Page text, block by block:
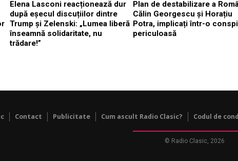
Elena Lasconi reacționează dur
după eșecul discuțiilor dintre
Trump și Zelenski: „Lumea liberă
înseamnă solidaritate, nu
trădare!”
Plan de destabilizare a
Călin Georgescu și Horațiu
Potra, implicați într-o
periculoasă
Contact Publicitate Cum ascult Radio Clasic? Codul de
© Radio Clasic, 2026